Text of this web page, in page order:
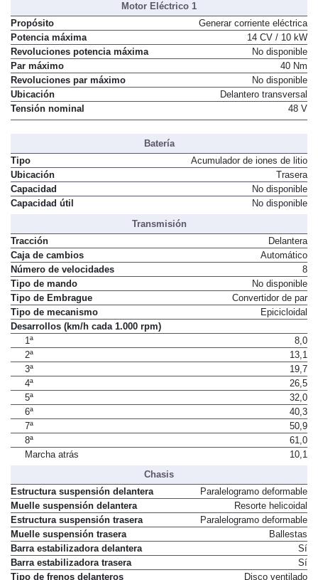
Motor Eléctrico 1
Propósito
Generar corriente eléctrica
Potencia máxima
14 CV / 10 kW
Revoluciones potencia máxima
No disponible
Par máximo
40 Nm
Revoluciones par máximo
No disponible
Ubicación
Delantero transversal
Tensión nominal
48 V
Batería
Tipo
Acumulador de iones de litio
Ubicación
Trasera
Capacidad
No disponible
Capacidad útil
No disponible
Transmisión
Tracción
Delantera
Caja de cambios
Automático
Número de velocidades
8
Tipo de mando
No disponible
Tipo de Embrague
Convertidor de par
Tipo de mecanismo
Epicicloidal
Desarrollos (km/h cada 1.000 rpm)
1ª
8,0
2ª
13,1
3ª
19,7
4ª
26,5
5ª
32,0
6ª
40,3
7ª
50,9
8ª
61,0
Marcha atrás
10,1
Chasis
Estructura suspensión delantera
Paralelogramo deformable
Muelle suspensión delantera
Resorte helicoidal
Estructura suspensión trasera
Paralelogramo deformable
Muelle suspensión trasera
Ballestas
Barra estabilizadora delantera
Sí
Barra estabilizadora trasera
Sí
Tipo de frenos delanteros
Disco ventilado